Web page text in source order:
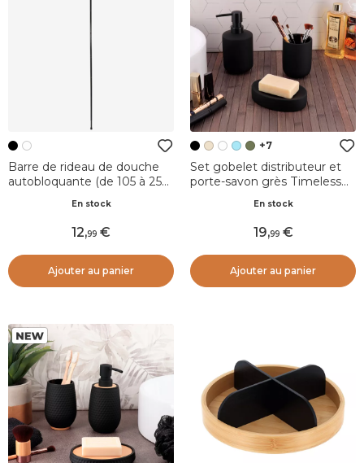
Barre de rideau de douche
autobloquante (de 105 à 250
En stock
12,99
Ajouter au panier
+7
Set gobelet distributeur et
porte-savon grès Timeless
En stock
19,99
Ajouter au panier